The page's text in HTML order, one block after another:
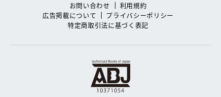
お問い合わせ
利用規約
広告掲載について
プライバシーポリシー
特定商取引法に基づく表記